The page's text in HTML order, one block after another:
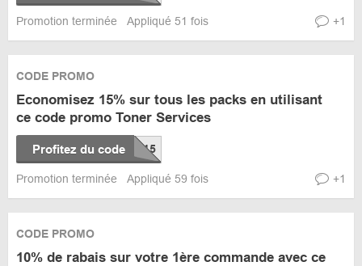
Promotion terminée Appliqué 51 fois +1
CODE PROMO
Economisez 15% sur tous les packs en utilisant
ce code promo Toner Services
Profitez du code
Promotion terminée Appliqué 59 fois +1
CODE PROMO
10% de rabais sur votre 1ère commande avec ce